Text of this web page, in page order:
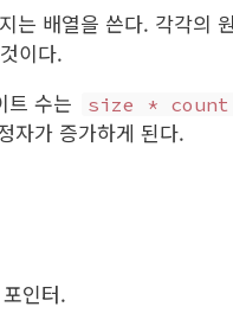
는 배열을 쓴다. 각각의
이다.
트 수는
size * count
자가 증가하게 된다.
인터.